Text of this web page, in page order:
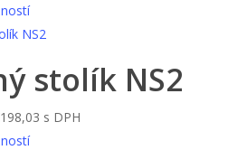
€113,16
€132,84
Tento
produkt
viacero
Možnosti
stolík NS2
198,03 Price
s DPH
Tento